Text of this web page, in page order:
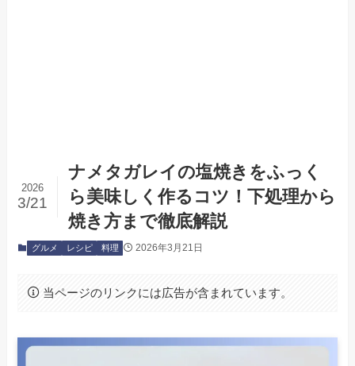
ナメタガレイの塩焼きをふっく
ら美味しく作るコツ！下処理から
焼き方まで徹底解説
2026
3/21
グルメ レシピ 料理 2026年3月21日
当ページのリンクには広告が含まれています。